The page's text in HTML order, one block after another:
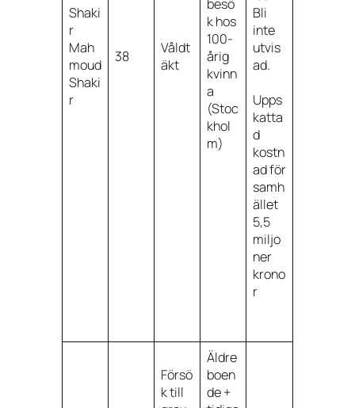
Shaki
r
Mah
moud
Shaki
r
38
Våldt
äkt
besö
k hos
100-
årig
kvinn
a
(Stoc
khol
m)
Bli
inte
utvis
ad.
Upps
katta
d
kostn
ad för
samh
ället
5,5
miljo
ner
krono
r
Försö
k till
Äldre
boen
de +